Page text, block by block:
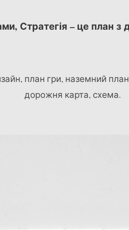
Стратегія – це план з
план гри, наземний
дорожня карта, схема.